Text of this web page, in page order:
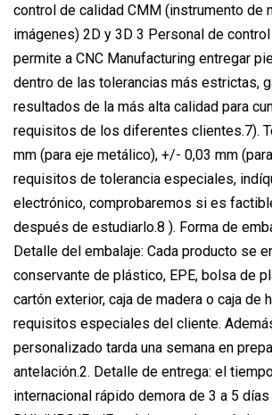
control de calidad CMM (instrumento de
imágenes) 2D y 3D 3 Personal de
permite a CNC Manufacturing entregar
dentro de las tolerancias más estrictas,
resultados de la más alta calidad para
requisitos de los diferentes clientes.7).
mm (para eje metálico), +/- 0,03 mm
requisitos de tolerancia especiales,
electrónico, comprobaremos si es
después de estudiarlo.8 ). Forma de
Detalle del embalaje: Cada producto se
conservante de plástico, EPE, bolsa de
cartón exterior, caja de madera o caja de
requisitos especiales del cliente.
personalizado tarda una semana en
antelación.2. Detalle de entrega: el
internacional rápido demora de 3 a 5